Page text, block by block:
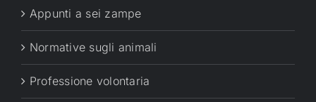
Appunti a sei zampe
Normative sugli animali
Professione volontaria